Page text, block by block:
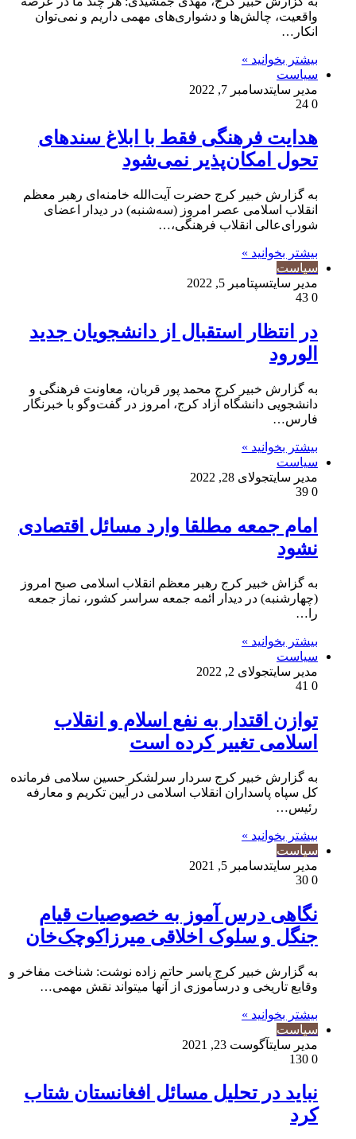
واقعیت، چالش‌ها و دشواری‌های مهمی داریم و نمی‌توان
انکار…
بیشتر بخوانید »
سیاست
مدیر سایتدسامبر 7, 2022
0
هدایت فرهنگی فقط با ابلاغ سندهای
تحول امکان‌پذیر نمی‌شود
به گزارش خبیر کرج حضرت آیت‌الله خامنه‌ای رهبر معظم
انقلاب اسلامی عصر امروز (سه‌شنبه) در دیدار اعضای
شورای‌عالی انقلاب فرهنگی،…
بیشتر بخوانید »
سیاست
مدیر سایتسپتامبر 5, 2022
0
در انتظار استقبال از دانشجویان جدید
الورود
به گزارش خبیر کرج محمد پور قربان، معاونت فرهنگی و
دانشجویی دانشگاه آزاد کرج، امروز در گفت‌وگو با خبرنگار
فارس…
بیشتر بخوانید »
سیاست
مدیر سایتجولای 28, 2022
0
امام جمعه مطلقا وارد مسائل اقتصادی
نشود
به گزاش خبیر کرج رهبر معظم انقلاب اسلامی صبح امروز
(چهارشنبه) در دیدار ائمه‌ جمعه سراسر کشور، نماز جمعه
را…
بیشتر بخوانید »
سیاست
مدیر سایتجولای 2, 2022
0
توازن اقتدار به نفع اسلام و انقلاب
اسلامی تغییر کرده است
به گزارش خبیر کرج سردار سرلشکر حسین سلامی فرمانده
کل سپاه پاسداران انقلاب اسلامی در آیین تکریم و معارفه
رئیس…
بیشتر بخوانید »
سیاست
مدیر سایتدسامبر 5, 2021
0
نگاهی درس آموز به خصوصیات قیام
جنگل و سلوک اخلاقی میرزاکوچک‌خان
به گزارش خبیر کرج یاسر حاتم زاده نوشت: شناخت مفاخر و
وقایع تاریخی و درس­آموزی از آن­ها می­تواند نقش مهمی…
بیشتر بخوانید »
سیاست
مدیر سایتآگوست 23, 2021
0
نباید در تحلیل مسائل افغانستان شتاب
کرد